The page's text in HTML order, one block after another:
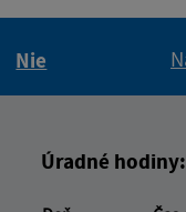
Nie
Úradné hodiny: